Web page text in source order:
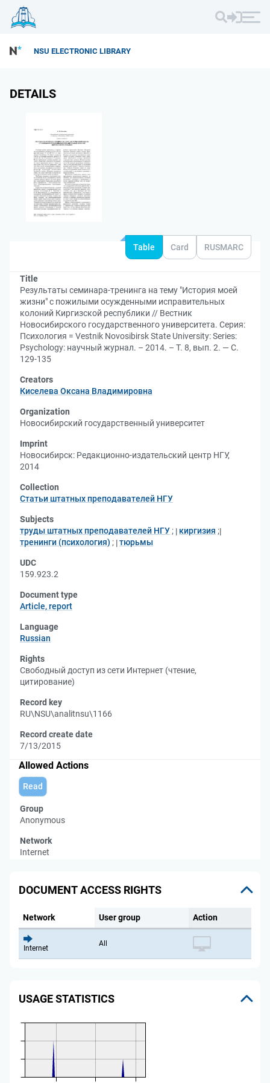
NSU ELECTRONIC LIBRARY
DETAILS
Table Card RUSMARC
Title
Результаты семинара-тренинга на тему "История моей
жизни" с пожилыми осужденными исправительных
колоний Киргизской республики // Вестник
Новосибирского государственного университета. Серия:
Психология = Vestnik Novosibirsk State University: Series:
Psychology: научный журнал. – 2014. – Т. 8, вып. 2. — С.
129-135
Creators
Киселева Оксана Владимировна
Organization
Новосибирский государственный университет
Imprint
Новосибирск: Редакционно-издательский центр НГУ,
2014
Collection
Статьи штатных преподавателей НГУ
Subjects
труды штатных преподавателей НГУ ; киргизия ;
тренинги (психология) ; тюрьмы
UDC
159.923.2
Document type
Article, report
Language
Russian
Rights
Свободный доступ из сети Интернет (чтение,
цитирование)
Record key
RU\NSU\analitnsu\1166
Record create date
7/13/2015
Allowed Actions
Read
Group
Anonymous
Network
Internet
DOCUMENT ACCESS RIGHTS
Network User group Action
Internet
All
USAGE STATISTICS